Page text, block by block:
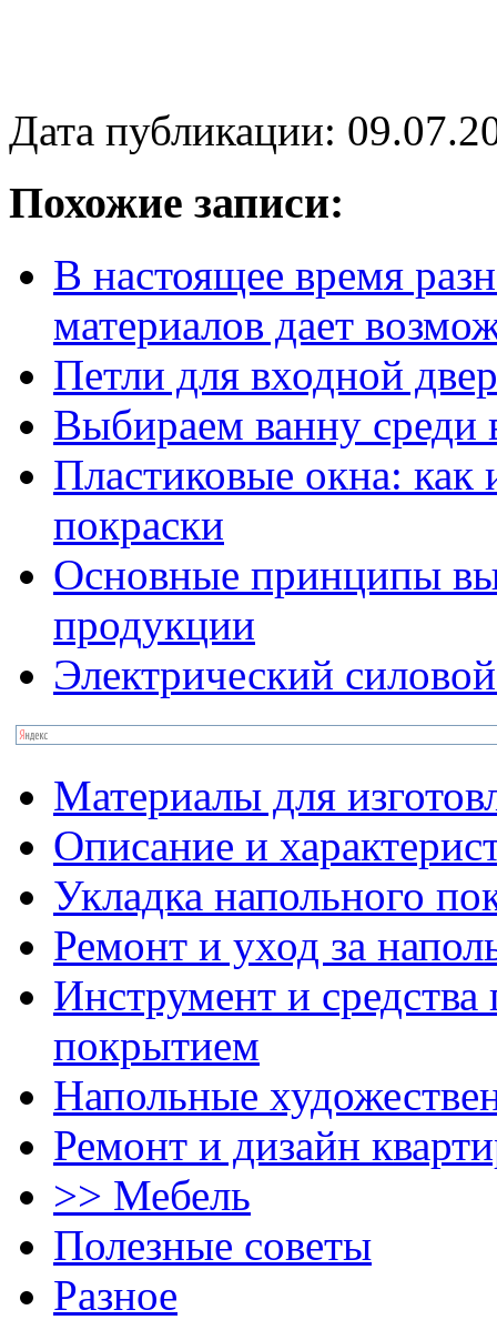
Дата публикации:
Похожие записи:
В настоящее время
материалов дает
Петли для входной
Выбираем ванну среди
Пластиковые окна: как
покраски
Основные принципы
продукции
Электрический
Материалы для
Описание и
Укладка напольного
Ремонт и уход за
Инструмент и
покрытием
Напольные
Ремонт и дизайн
>> Мебель
Полезные советы
Разное